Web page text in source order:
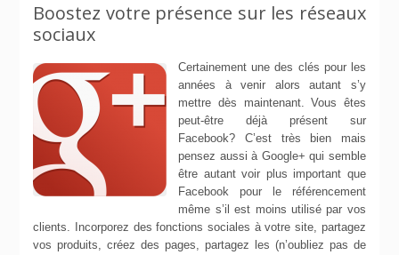
Boostez votre présence sur les réseaux
sociaux
Certainement une des clés pour les
années à venir alors autant s’y
mettre dès maintenant. Vous êtes
peut-être déjà présent sur
Facebook? C’est très bien mais
pensez aussi à Google+ qui semble
être autant voir plus important que
Facebook pour le référencement
même s’il est moins utilisé par vos
clients. Incorporez des fonctions sociales à votre site, partagez
vos produits, créez des pages, partagez les (n’oubliez pas de